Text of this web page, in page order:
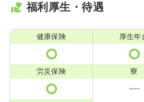
福利厚生・待遇
健康保険 厚生年
労災保険 寮